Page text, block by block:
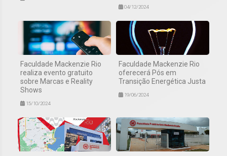
04/12/2024
Faculdade Mackenzie Rio
realiza evento gratuito
sobre Marcas e Reality
Shows
15/10/2024
Faculdade Mackenzie Rio
oferecerá Pós em
Transição Energética Justa
19/06/2024